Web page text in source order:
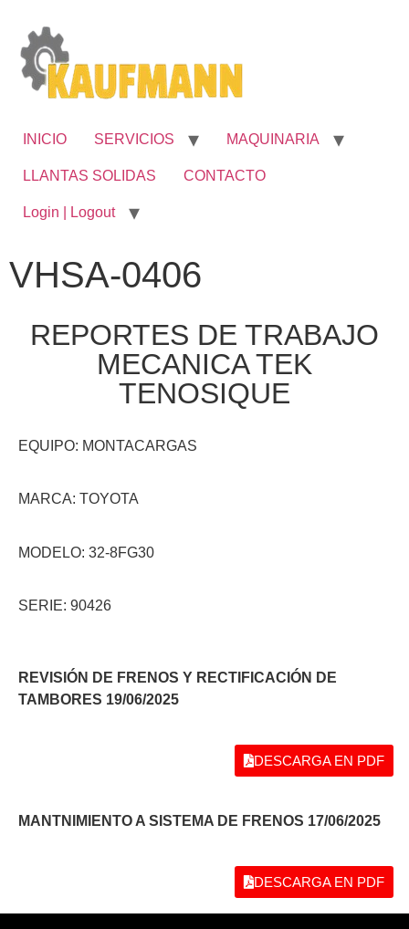
INICIO SERVICIOS MAQUINARIA
LLANTAS SOLIDAS CONTACTO
Login | Logout
VHSA-0406
REPORTES DE TRABAJO
MECANICA TEK
TENOSIQUE
EQUIPO: MONTACARGAS
MARCA: TOYOTA
MODELO: 32-8FG30
SERIE: 90426
REVISIÓN DE FRENOS Y RECTIFICACIÓN DE
TAMBORES 19/06/2025
DESCARGA EN PDF
MANTNIMIENTO A SISTEMA DE FRENOS 17/06/2025
DESCARGA EN PDF